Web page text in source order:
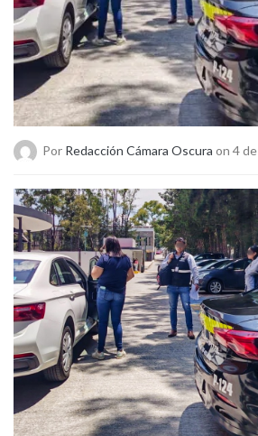
Por Redacción Cámara Oscura on 4